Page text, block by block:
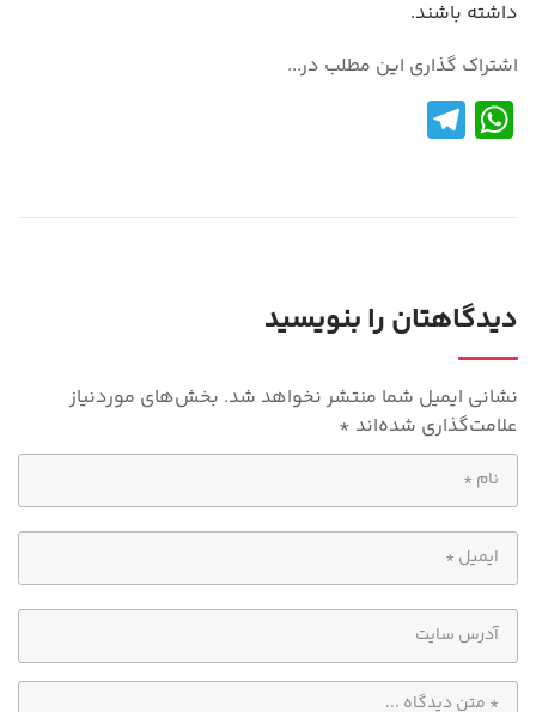
داشته باشند.
اشتراک گذاری این مطلب در...
W
h
p
p
دیدگاهتان را بنویسید
نشانی ایمیل شما منتشر نخواهد شد. بخش‌های موردنیاز
علامت‌گذاری شده‌اند *